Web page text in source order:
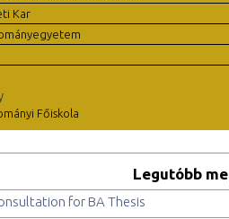
Kar
Főiskola
Legutóbb
for BA Thesis